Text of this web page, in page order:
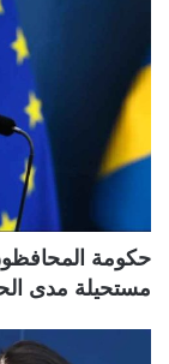
حكومة
مستحيلة مدى